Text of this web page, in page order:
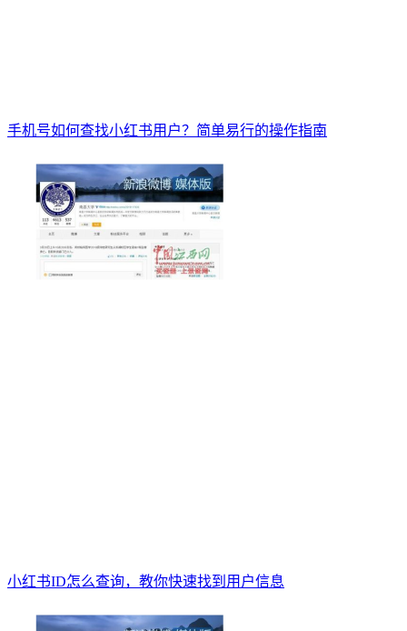
手机号如何查找小红书用户？简单易行的操作指南
小红书ID怎么查询，教你快速找到用户信息